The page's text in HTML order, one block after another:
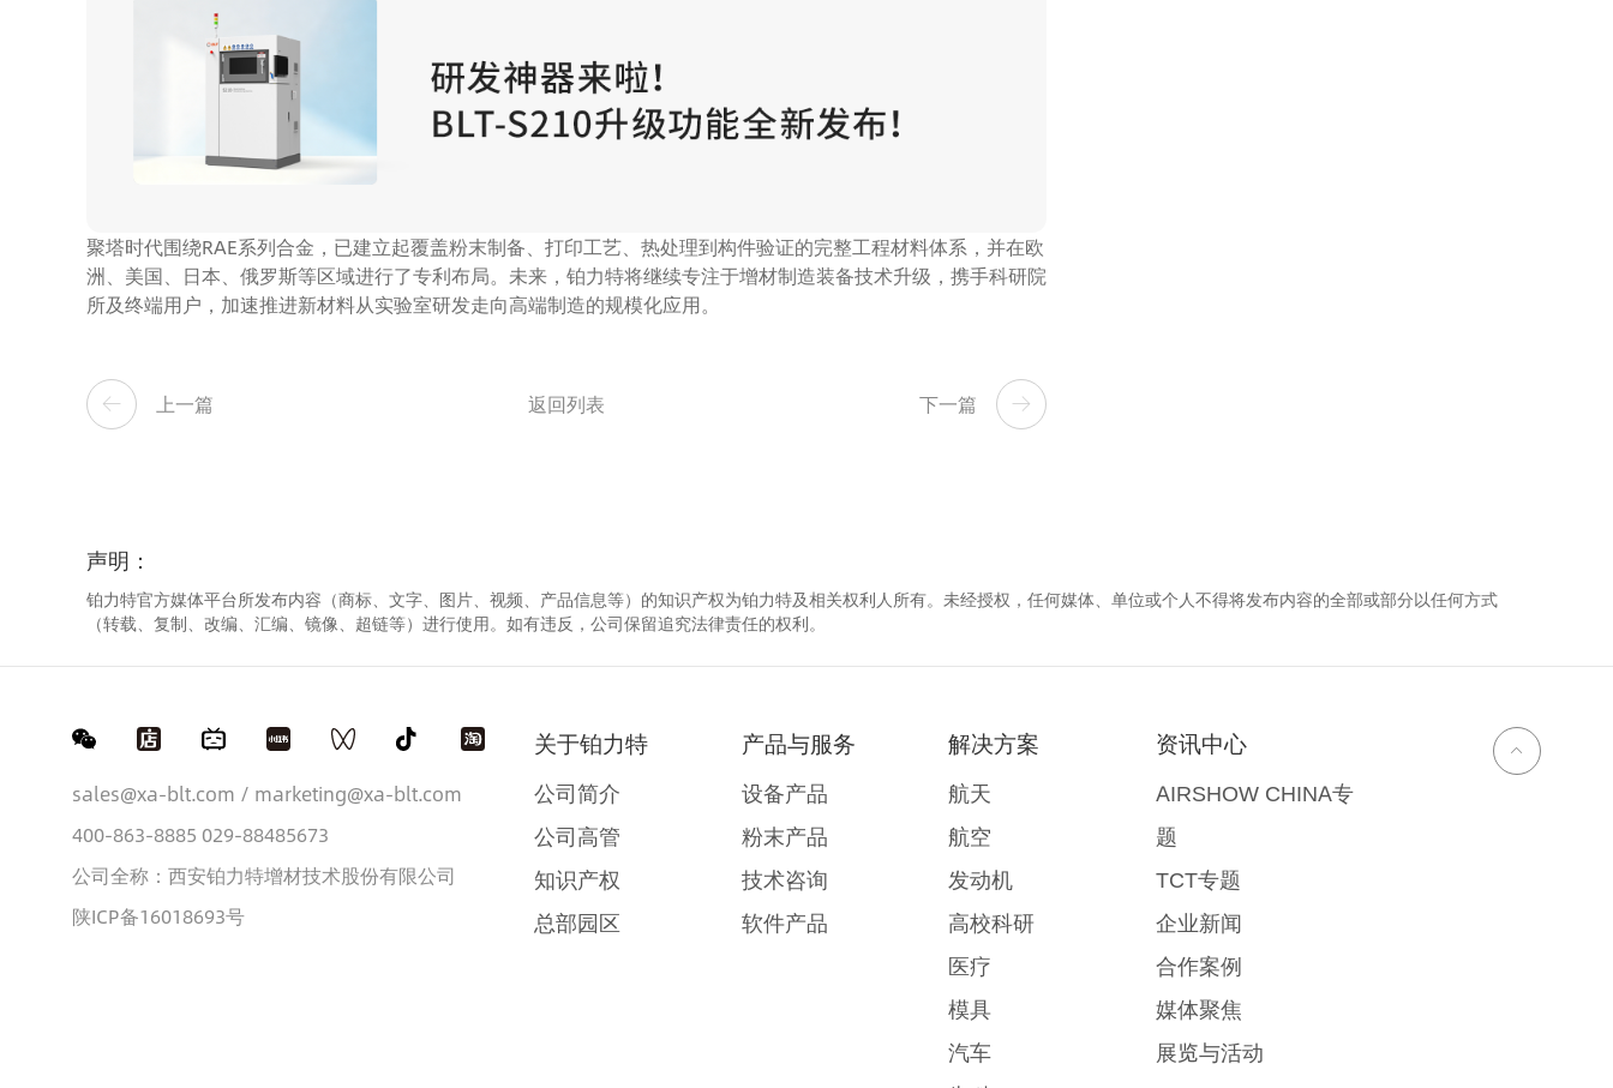
聚塔时代围绕RAE系列合金，已建立起覆盖粉末制备、打印工艺、热处理到构件验证的完整工程材料体系，并在欧
洲、美国、日本、俄罗斯等区域进行了专利布局。未来，铂力特将继续专注于增材制造装备技术升级，携手科研院
所及终端用户，加速推进新材料从实验室研发走向高端制造的规模化应用。
上一篇 返回列表 下一篇
声明：
铂力特官方媒体平台所发布内容（商标、文字、图片、视频、产品信息等）的知识产权为铂力特及相关权利人所有。未经授权，任何媒体、单位或个人不得将发布内容的全部或部分以任何方式
（转载、复制、改编、汇编、镜像、超链等）进行使用。如有违反，公司保留追究法律责任的权利。
sales@xa-blt.com / marketing@xa-blt.com
400-863-8885 029-88485673
公司全称：西安铂力特增材技术股份有限公司
陕ICP备16018693号
关于铂力特
公司简介
公司高管
知识产权
总部园区
产品与服务
设备产品
粉末产品
技术咨询
软件产品
解决方案
航天
航空
发动机
高校科研
医疗
模具
汽车
资讯中心
AIRSHOW CHINA专
题
TCT专题
企业新闻
合作案例
媒体聚焦
展览与活动